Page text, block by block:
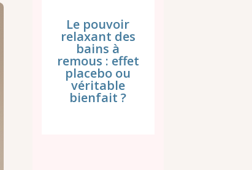
Le pouvoir
relaxant des
bains à
remous : effet
placebo ou
véritable
bienfait ?